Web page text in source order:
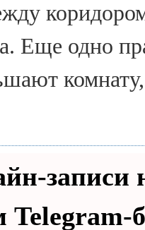
Еще одно
записи
Telegram-